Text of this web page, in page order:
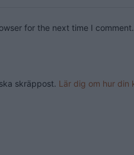
for the next time I comment.
skräppost. Lär dig om hur din